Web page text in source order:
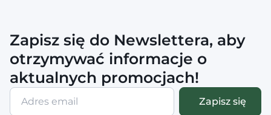
Zapisz się do Newslettera, aby
otrzymywać informacje o
aktualnych promocjach!
Adres
email
Zapisz się